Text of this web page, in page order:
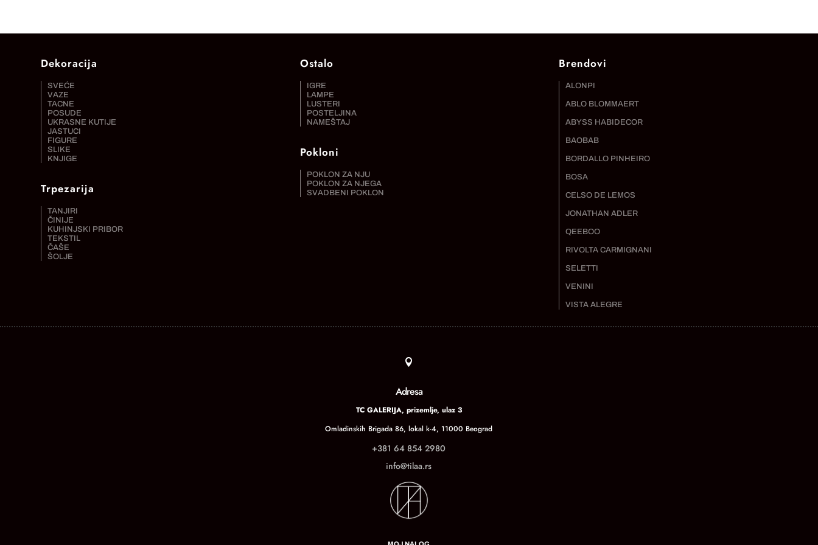
Dekoracija
SVEĆE
VAZE
TACNE
POSUDE
UKRASNE KUTIJE
JASTUCI
FIGURE
SLIKE
KNJIGE
Trpezarija
TANJIRI
ČINIJE
KUHINJSKI PRIBOR
TEKSTIL
ČAŠE
ŠOLJE
Ostalo
IGRE
LAMPE
LUSTERI
POSTELJINA
NAMEŠTAJ
Pokloni
POKLON ZA NJU
POKLON ZA NJEGA
SVADBENI POKLON
Brendovi
ALONPI
ABLO BLOMMAERT
ABYSS HABIDECOR
BAOBAB
BORDALLO PINHEIRO
BOSA
CELSO DE LEMOS
JONATHAN ADLER
QEEBOO
RIVOLTA CARMIGNANI
SELETTI
VENINI
VISTA ALEGRE

Adresa
TC GALERIJA, prizemlje, ulaz 3
Omladinskih Brigada 86, lokal k-4, 11000 Beograd
+381 64 854 2980
info@tilaa.rs